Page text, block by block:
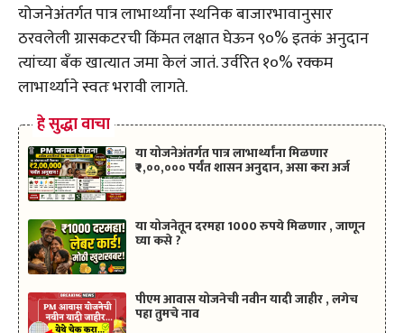
योजनेअंतर्गत पात्र लाभार्थ्यांना स्थनिक बाजारभावानुसार
ठरवलेली ग्रासकटरची किंमत लक्षात घेऊन ९०% इतकं अनुदान
त्यांच्या बँक खात्यात जमा केलं जातं. उर्वरित १०% रक्कम
लाभार्थ्याने स्वतः भरावी लागते.
हे सुद्धा वाचा
या योजनेअंतर्गत पात्र लाभार्थ्यांना मिळणार
₹२,००,००० पर्यंत शासन अनुदान, असा करा अर्ज
या योजनेतून दरमहा 1000 रुपये मिळणार , जाणून
घ्या कसे ?
पीएम आवास योजनेची नवीन यादी जाहीर , लगेच
पहा तुमचे नाव